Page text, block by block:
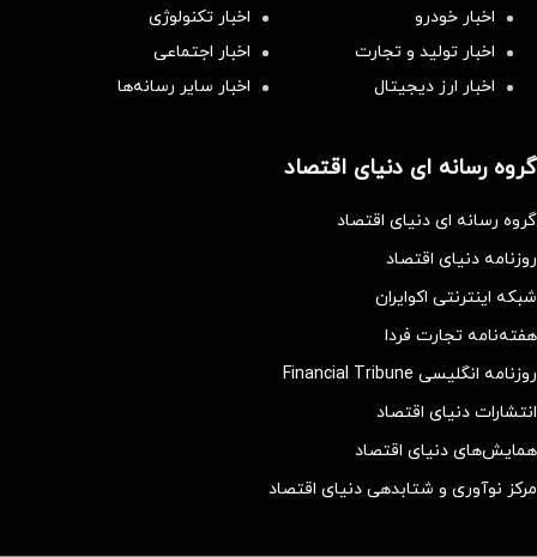
اخبار خودرو
اخبار تکنولوژی
اخبار تولید و تجارت
اخبار اجتماعی
اخبار ارز دیجیتال
اخبار سایر رسانه‌‌ها
گروه رسانه ای دنیای اقتصاد
گروه رسانه ای دنیای اقتصاد
روزنامه دنیای اقتصاد
شبکه اینترنتی اکوایران
هفته‌نامه تجارت فردا
روزنامه انگلیسی Financial Tribune
انتشارات دنیای اقتصاد
همایش‌های دنیای اقتصاد
مرکز نوآوری و شتابدهی دنیای اقتصاد